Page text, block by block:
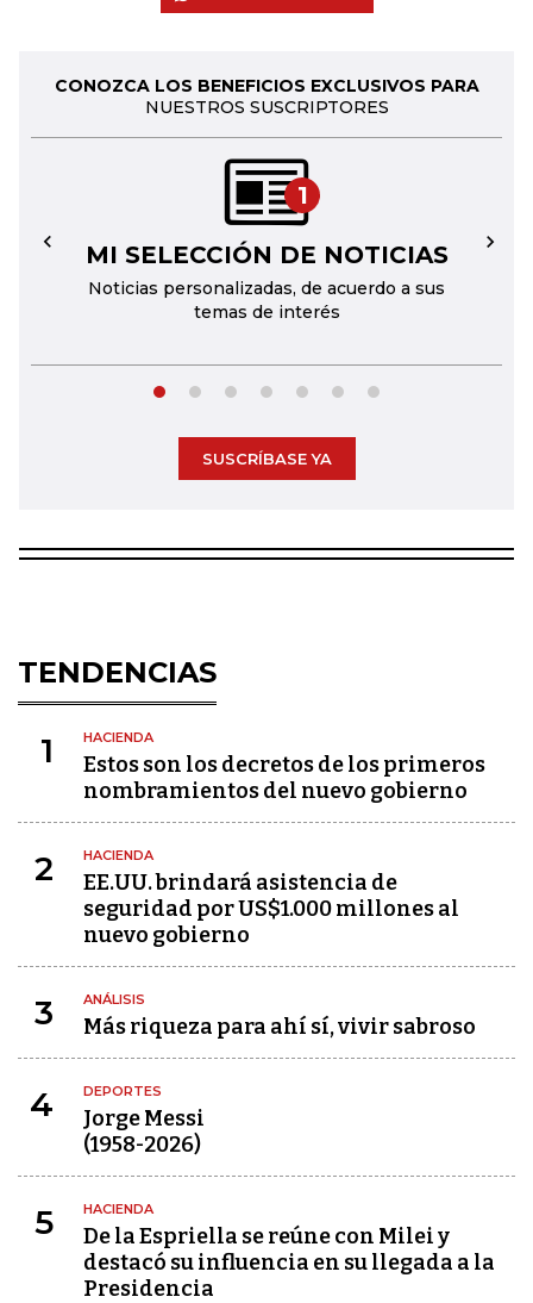
CONOZCA LOS BENEFICIOS EXCLUSIVOS PARA
NUESTROS SUSCRIPTORES
1
MI SELECCIÓN DE NOTICIAS
Noticias personalizadas, de acuerdo a sus
temas de interés
← →
SUSCRÍBASE YA
TENDENCIAS
1 HACIENDA
Estos son los decretos de los primeros
nombramientos del nuevo gobierno
2 HACIENDA
EE.UU. brindará asistencia de
seguridad por US$1.000 millones al
nuevo gobierno
3 ANÁLISIS
Más riqueza para ahí sí, vivir sabroso
4 DEPORTES
Jorge Messi
(1958-2026)
5 HACIENDA
De la Espriella se reúne con Milei y
destacó su influencia en su llegada a la
Presidencia